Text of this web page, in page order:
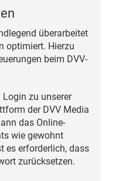
überarbeitet
optimiert. Hierzu
beim DVV-
zu unserer
der DVV Media
das Online-
wie gewohnt
es erforderlich, dass
zurücksetzen.